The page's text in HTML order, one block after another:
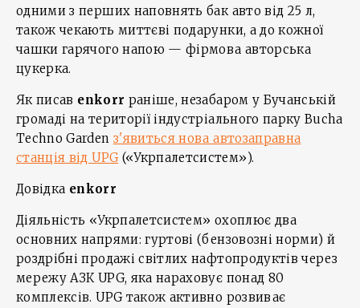
одними з перших наповнять бак авто від 25 л,
також чекають миттєві подарунки, а до кожної
чашки гарячого напою — фірмова авторська
цукерка.
Як писав enkorr раніше, незабаром у Бучанській
громаді на території індустріального парку Bucha
Techno Garden з'явиться нова автозаправна
станція від UPG(«Укрпалетсистем»).
Довідка enkorr
Діяльність «Укрпалетсистем» охоплює два
основних напрями: гуртові (бензовозні норми) й
роздрібні продажі світлих нафтопродуктів через
мережу АЗК UPG, яка нараховує понад 80
комплексів. UPG також активно розвиває